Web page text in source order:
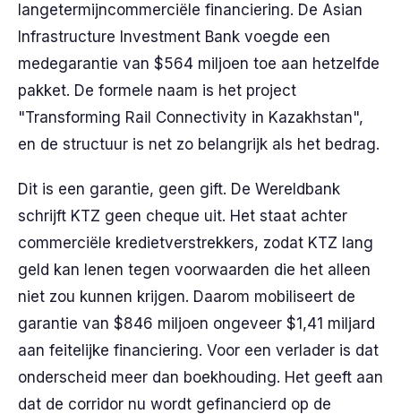
langetermijncommerciële financiering. De Asian
Infrastructure Investment Bank voegde een
medegarantie van $564 miljoen toe aan hetzelfde
pakket. De formele naam is het project
"Transforming Rail Connectivity in Kazakhstan",
en de structuur is net zo belangrijk als het bedrag.
Dit is een garantie, geen gift. De Wereldbank
schrijft KTZ geen cheque uit. Het staat achter
commerciële kredietverstrekkers, zodat KTZ lang
geld kan lenen tegen voorwaarden die het alleen
niet zou kunnen krijgen. Daarom mobiliseert de
garantie van $846 miljoen ongeveer $1,41 miljard
aan feitelijke financiering. Voor een verlader is dat
onderscheid meer dan boekhouding. Het geeft aan
dat de corridor nu wordt gefinancierd op de